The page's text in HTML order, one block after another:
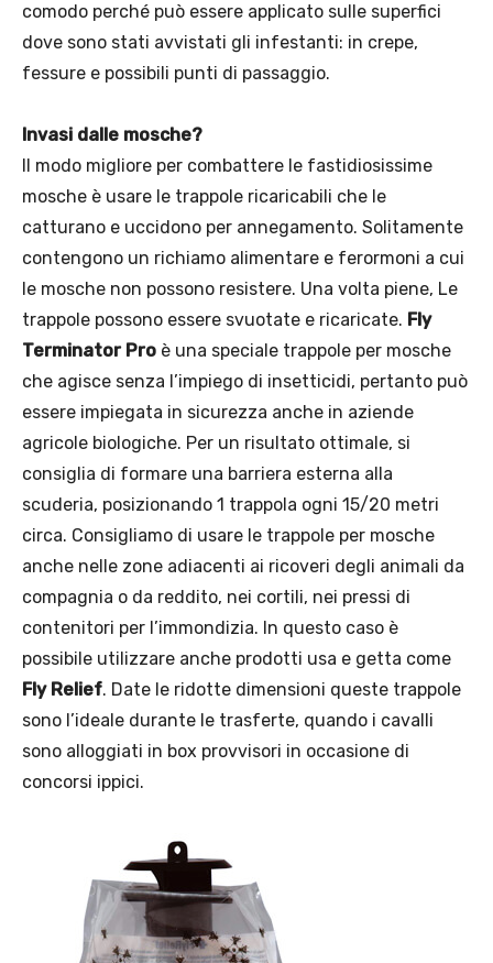
comodo perché può essere applicato sulle superfici
dove sono stati avvistati gli infestanti: in crepe,
fessure e possibili punti di passaggio.
Invasi dalle mosche?
Il modo migliore per combattere le fastidiosissime
mosche è usare le trappole ricaricabili che le
catturano e uccidono per annegamento. Solitamente
contengono un richiamo alimentare e ferormoni a cui
le mosche non possono resistere. Una volta piene, Le
trappole possono essere svuotate e ricaricate. Fly
Terminator Pro è una speciale trappole per mosche
che agisce senza l’impiego di insetticidi, pertanto può
essere impiegata in sicurezza anche in aziende
agricole biologiche. Per un risultato ottimale, si
consiglia di formare una barriera esterna alla
scuderia, posizionando 1 trappola ogni 15/20 metri
circa. Consigliamo di usare le trappole per mosche
anche nelle zone adiacenti ai ricoveri degli animali da
compagnia o da reddito, nei cortili, nei pressi di
contenitori per l’immondizia. In questo caso è
possibile utilizzare anche prodotti usa e getta come
Fly Relief. Date le ridotte dimensioni queste trappole
sono l’ideale durante le trasferte, quando i cavalli
sono alloggiati in box provvisori in occasione di
concorsi ippici.